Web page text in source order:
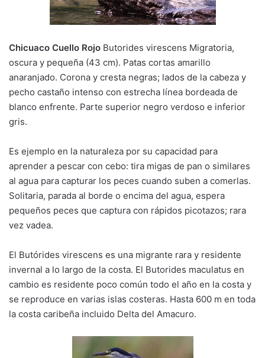
Chicuaco Cuello Rojo Butorides virescens Migratoria,
oscura y pequeña (43 cm). Patas cortas amarillo
anaranjado. Corona y cresta negras; lados de la cabeza y
pecho castaño intenso con estrecha línea bordeada de
blanco enfrente. Parte superior negro verdoso e inferior
gris.
Es ejemplo en la naturaleza por su capacidad para
aprender a pescar con cebo: tira migas de pan o similares
al agua para capturar los peces cuando suben a comerlas.
Solitaria, parada al borde o encima del agua, espera
pequeños peces que captura con rápidos picotazos; rara
vez vadea.
El Butórides virescens es una migrante rara y residente
invernal a lo largo de la costa. El Butorides maculatus en
cambio es residente poco común todo el año en la costa y
se reproduce en varias islas costeras. Hasta 600 m en toda
la costa caribeña incluido Delta del Amacuro.